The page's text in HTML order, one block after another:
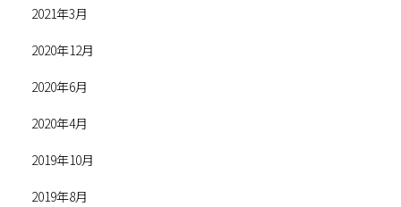
2021年3月
2020年12月
2020年6月
2020年4月
2019年10月
2019年8月